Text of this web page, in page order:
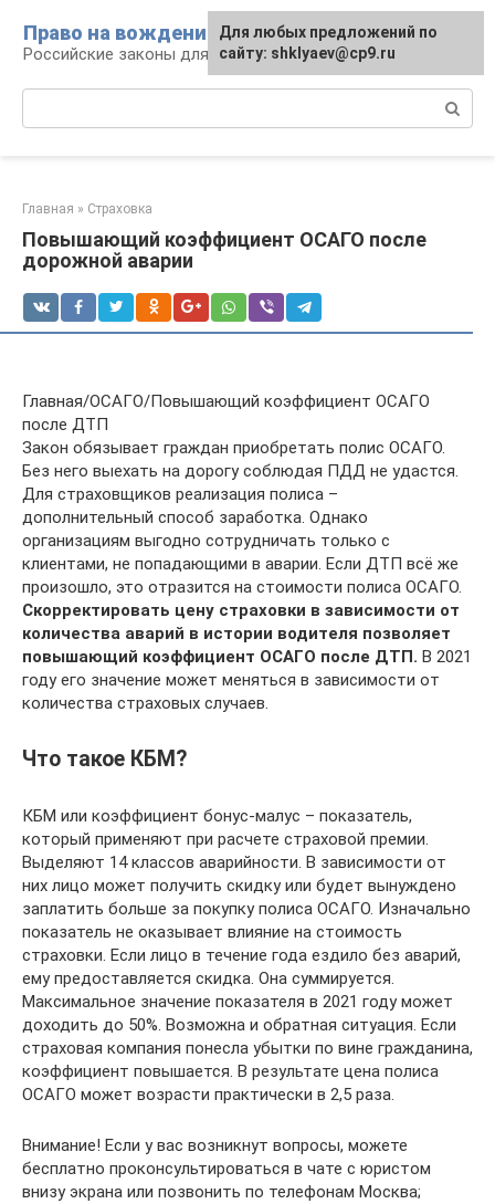
контенту
Право на вождение
Российские законы для автомобилистов
Главная » Страховка
Повышающий коэффициент ОСАГО после
дорожной аварии
Главная/ОСАГО/Повышающий коэффициент ОСАГО
после ДТП
Закон обязывает граждан приобретать полис ОСАГО.
Без него выехать на дорогу соблюдая ПДД не удастся.
Для страховщиков реализация полиса –
дополнительный способ заработка. Однако
организациям выгодно сотрудничать только с
клиентами, не попадающими в аварии. Если ДТП всё же
произошло, это отразится на стоимости полиса ОСАГО.
Скорректировать цену страховки в зависимости от
количества аварий в истории водителя позволяет
повышающий коэффициент ОСАГО после ДТП. В 2021
году его значение может меняться в зависимости от
количества страховых случаев.
Что такое КБМ?
КБМ или коэффициент бонус-малус – показатель,
который применяют при расчете страховой премии.
Выделяют 14 классов аварийности. В зависимости от
них лицо может получить скидку или будет вынуждено
заплатить больше за покупку полиса ОСАГО. Изначально
показатель не оказывает влияние на стоимость
страховки. Если лицо в течение года ездило без аварий,
ему предоставляется скидка. Она суммируется.
Максимальное значение показателя в 2021 году может
доходить до 50%. Возможна и обратная ситуация. Если
страховая компания понесла убытки по вине гражданина,
коэффициент повышается. В результате цена полиса
ОСАГО может возрасти практически в 2,5 раза.
Внимание! Если у вас возникнут вопросы, можете
бесплатно проконсультироваться в чате с юристом
внизу экрана или позвонить по телефонам Москва;
Для любых предложений по
сайту: shklyaev@cp9.ru